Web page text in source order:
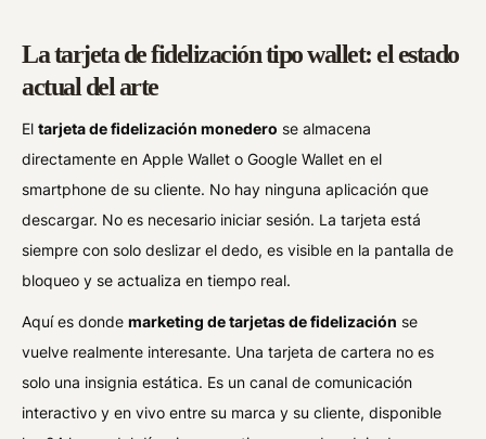
La tarjeta de fidelización tipo wallet: el estado
actual del arte
Eltarjeta de fidelización monedero se almacena
directamente en Apple Wallet o Google Wallet en el
smartphone de su cliente. No hay ninguna aplicación que
descargar. No es necesario iniciar sesión. La tarjeta está
siempre con solo deslizar el dedo, es visible en la pantalla de
bloqueo y se actualiza en tiempo real.
Aquí es dondemarketing de tarjetas de fidelización se
vuelve realmente interesante. Una tarjeta de cartera no es
solo una insignia estática. Es un canal de comunicación
interactivo y en vivo entre su marca y su cliente, disponible